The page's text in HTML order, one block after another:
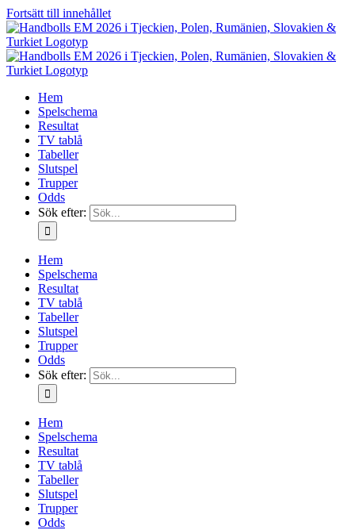
Fortsätt till innehållet
Hem
Spelschema
Resultat
TV tablå
Tabeller
Slutspel
Trupper
Odds
Sök efter:
Hem
Spelschema
Resultat
TV tablå
Tabeller
Slutspel
Trupper
Odds
Sök efter:
Hem
Spelschema
Resultat
TV tablå
Tabeller
Slutspel
Trupper
Odds